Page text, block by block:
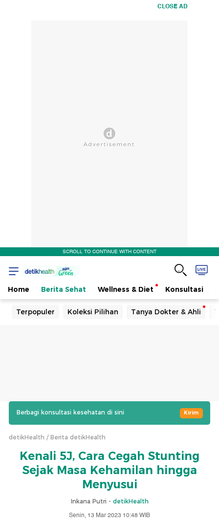
CLOSE AD
SCROLL TO CONTINUE WITH CONTENT
Home Berita Sehat Wellness & Diet Konsultasi
Terpopuler Koleksi Pilihan Tanya Dokter & Ahli
Berbagi konsultasi kesehatan di sini Kirim
detikHealth Berita detikHealth
Kenali 5J, Cara Cegah Stunting
Sejak Masa Kehamilan hingga
Menyusui
Inkana Putri - detikHealth
Senin, 13 Mar 2023 10:48 WIB